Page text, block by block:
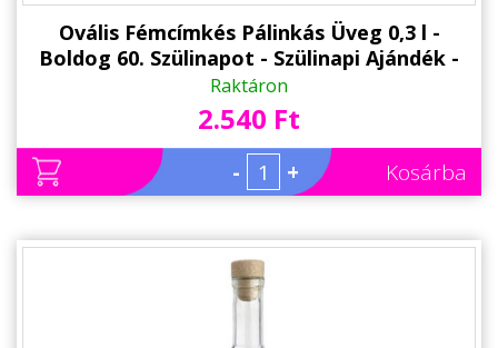
Ovális Fémcímkés Pálinkás Üveg 0,3 l -
Boldog 60. Szülinapot - Szülinapi Ajándék -
Ajándék 60. Születésnapra
Raktáron
2.540 Ft
- + Kosárba